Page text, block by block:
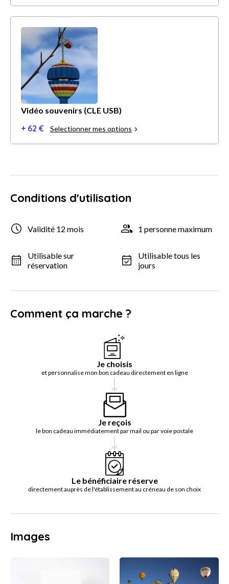
Vidéo souvenirs (CLE USB)
+ 62 € Selectionner mes options
Conditions d'utilisation
Validité 12 mois 1 personne maximum
Utilisable sur
réservation
Utilisable tous les
jours
Comment ça marche ?
Je choisis
et personnalise mon bon cadeau directement en ligne
Je reçois
le bon cadeau immédiatement par mail ou par voie postale
Le bénéficiaire réserve
directement auprès de l'établissement au créneau de son choix
Images